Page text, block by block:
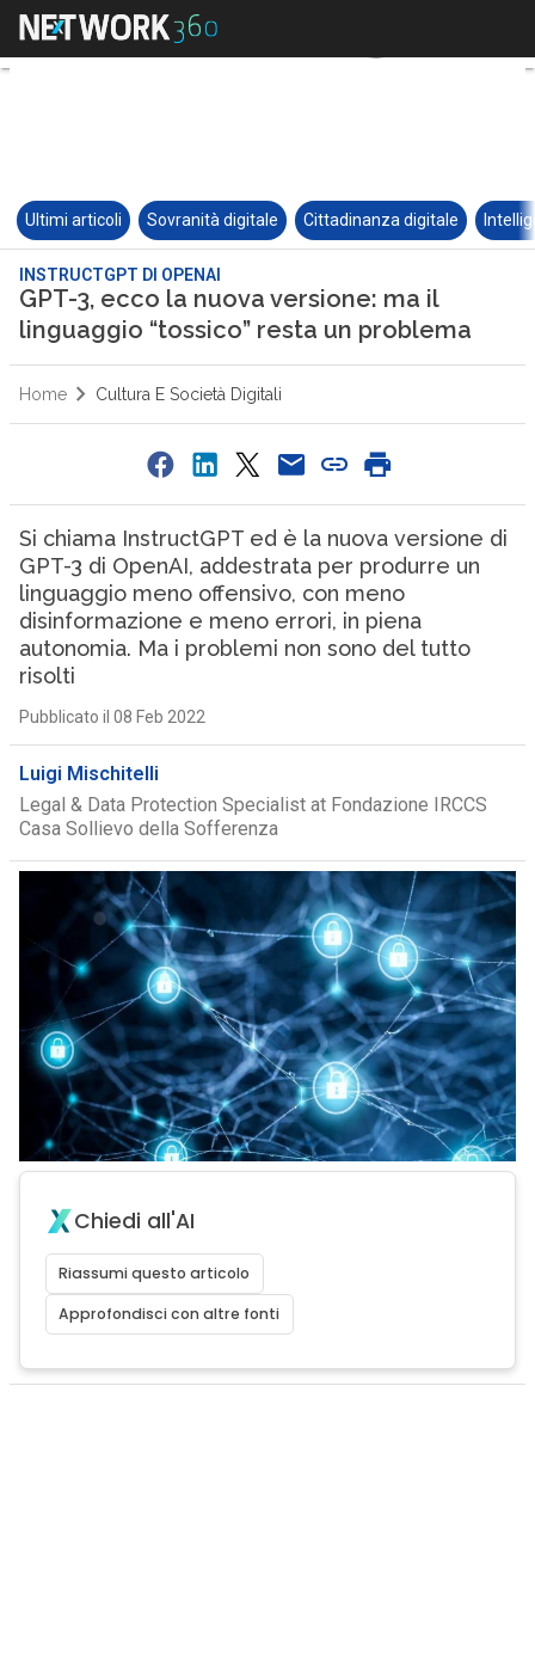
Ultimi articoli Sovranità digitale Cittadinanza digitale
INSTRUCTGPT DI OPENAI
GPT-3, ecco la nuova versione: ma il
linguaggio “tossico” resta un problema
Home Cultura E Società Digitali
Si chiama InstructGPT ed è la nuova versione di
GPT-3 di OpenAI, addestrata per produrre un
linguaggio meno offensivo, con meno
disinformazione e meno errori, in piena
autonomia. Ma i problemi non sono del tutto
risolti
Pubblicato il 08 Feb 2022
Luigi Mischitelli
Legal & Data Protection Specialist at Fondazione IRCCS
Casa Sollievo della Sofferenza
Chiedi all'AI
Riassumi questo articolo
Approfondisci con altre fonti